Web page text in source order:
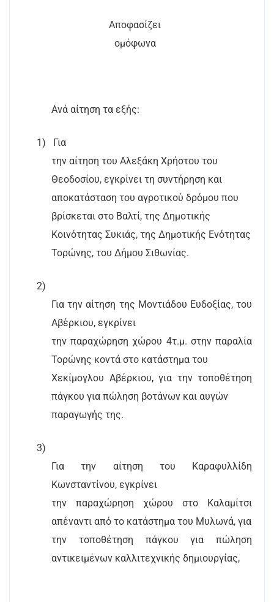
Αποφασίζει
ομόφωνα
Ανά αίτηση τα εξής:
1)
Για
την αίτηση του Αλεξάκη Χρήστου του
Θεοδοσίου, εγκρίνει τη συντήρηση και
αποκατάσταση του αγροτικού δρόμου που
βρίσκεται στο Βαλτί, της Δημοτικής
Κοινότητας Συκιάς, της Δημοτικής Ενότητας
Τορώνης, του Δήμου Σιθωνίας.
2)
Για την αίτηση της Μοντιάδου Ευδοξίας, του
Αβέρκιου, εγκρίνει
την παραχώρηση χώρου 4τ.μ. στην παραλία
Τορώνης κοντά στο κατάστημα του
Χεκίμογλου Αβέρκιου, για την τοποθέτηση
πάγκου για πώληση βοτάνων και αυγών
παραγωγής της.
3)
Για την αίτηση του Καραφυλλίδη
Κωνσταντίνου, εγκρίνει
την παραχώρηση χώρου στο Καλαμίτσι
απέναντι από το κατάστημα του Μυλωνά, για
την τοποθέτηση πάγκου για πώληση
αντικειμένων καλλιτεχνικής δημιουργίας,